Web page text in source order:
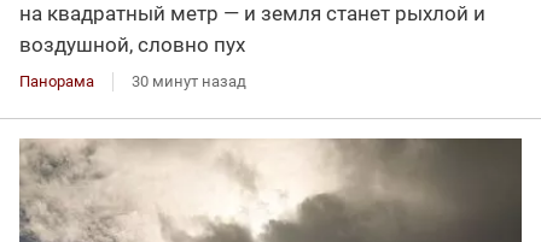
на квадратный метр — и земля станет рыхлой и
воздушной, словно пух
Панорама 30 минут назад